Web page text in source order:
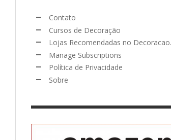
Contato
Cursos de Decoração
Lojas Recomendadas no
Manage Subscriptions
Política de Privacidade
Sobre